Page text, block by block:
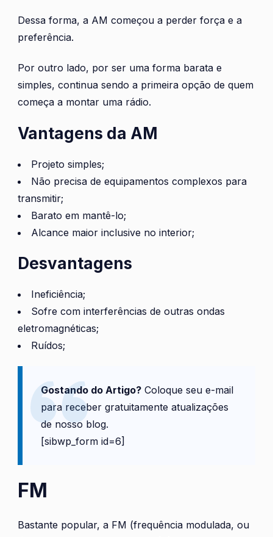
Dessa forma, a AM começou a perder força e a
preferência.
Por outro lado, por ser uma forma barata e
simples, continua sendo a primeira opção de quem
começa a montar uma rádio.
Vantagens da AM
Projeto simples;
Não precisa de equipamentos complexos para
transmitir;
Barato em mantê-lo;
Alcance maior inclusive no interior;
Desvantagens
Ineficiência;
Sofre com interferências de outras ondas
eletromagnéticas;
Ruídos;
Gostando do Artigo? Coloque seu e-mail
para receber gratuitamente atualizações
de nosso blog.
[sibwp_form id=6]
FM
Bastante popular, a FM (frequência modulada, ou